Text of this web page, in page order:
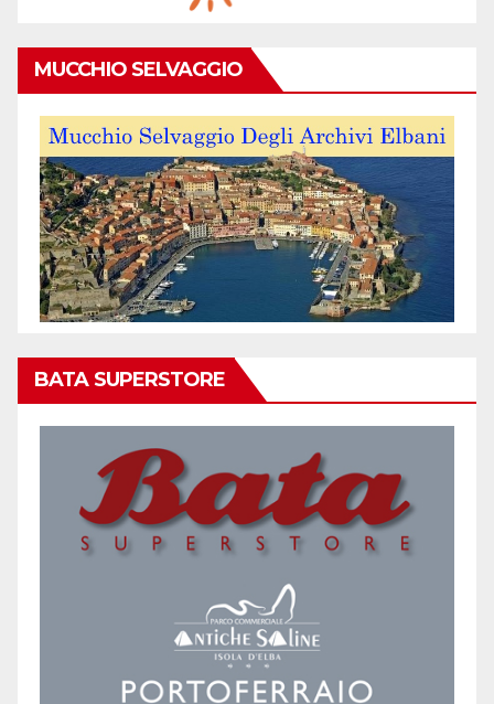
MUCCHIO SELVAGGIO
BATA SUPERSTORE